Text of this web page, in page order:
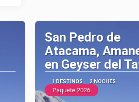
San Pedro de
Atacama,
en Geyser del
1 DESTINOS 2 NOCHES
Paquete 2026